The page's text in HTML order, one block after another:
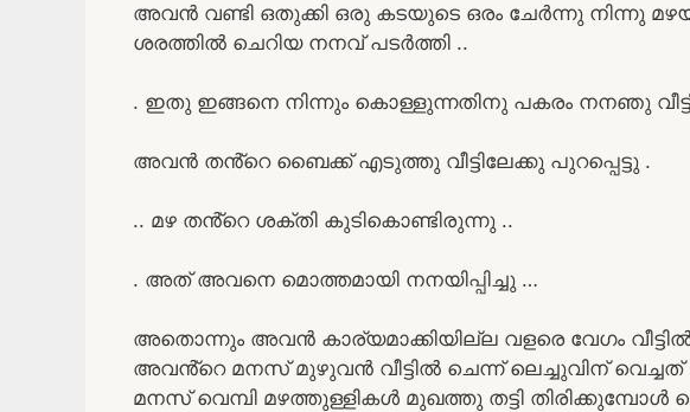
അവൻ വണ്ടി ഒതുക്കി ഒരു കടയുടെ ഒരം ചേർന്നു നിന്നു
ശരത്തിൽ ചെറിയ നനവ് പടർത്തി ..
. ഇതു ഇങ്ങനെ നിന്നും കൊള്ളുന്നതിനു പകരം നനഞു
അവൻ തൻ്റെ ബൈക്ക് എടുത്തു വീട്ടിലേക്കു പുറപ്പെട്ടു .
.. മഴ തൻ്റെ ശക്തി കുടികൊണ്ടിരുന്നു ..
. അത് അവനെ മൊത്തമായി നനയിപ്പിച്ചു …
അതൊന്നും അവൻ കാര്യമാക്കിയില്ല വളരെ വേഗം
അവൻ്റെ മനസ് മുഴുവൻ വീട്ടിൽ ചെന്ന് ലെച്ചുവിന്
മനസ് വെമ്പി മഴത്തുള്ളികൾ മുഖത്തു തട്ടി